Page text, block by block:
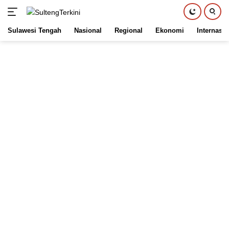
Sulawesi Tengah Nasional Regional Ekonomi